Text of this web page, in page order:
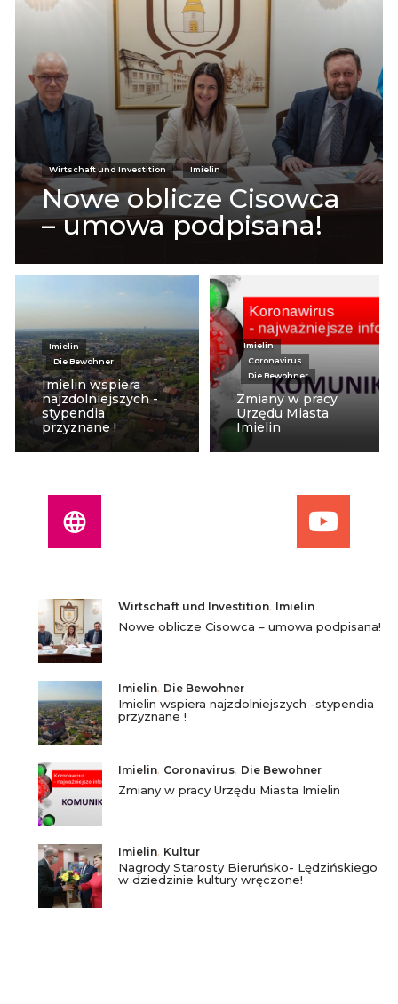
Wirtschaft und Investition Imielin
Nowe oblicze Cisowca
– umowa podpisana!
Imielin
Die Bewohner
Imielin wspiera
najzdolniejszych -
stypendia
przyznane !
Imielin
Coronavirus
Die Bewohner
Zmiany w pracy
Urzędu Miasta
Imielin
Wirtschaft und Investition Imielin
Nowe oblicze Cisowca – umowa podpisana!
Imielin Die Bewohner
Imielin wspiera najzdolniejszych -stypendia
przyznane !
Imielin Coronavirus Die Bewohner
Zmiany w pracy Urzędu Miasta Imielin
Imielin Kultur
Nagrody Starosty Bieruńsko- Lędzińskiego
w dziedzinie kultury wręczone!